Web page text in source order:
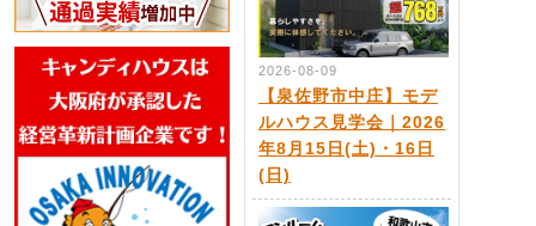
2026-08-09
【泉佐野市中庄】モデ
ルハウス見学会｜2026
年8月15日(土)・16日
(日)